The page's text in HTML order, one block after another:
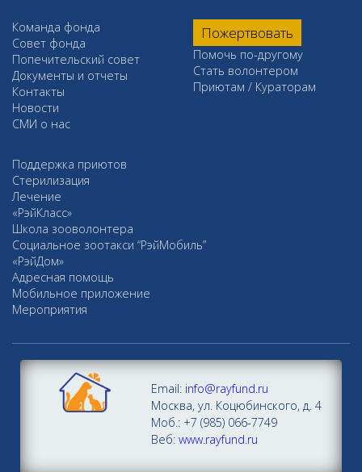
Команда фонда
Совет фонда
Попечительский совет
Документы и отчеты
Контакты
Новости
СМИ о нас
Пожертвовать
Помочь по-другому
Стать волонтером
Приютам / Кураторам
Поддержка приютов
Стерилизация
Лечение
«РэйКласс»
Школа зооволонтера
Социальное зоотакси “РэйМобиль”
«РэйДом»
Адресная помощь
Мобильное приложение
Мероприятия
Email: info@rayfund.ru
Москва, ул. Коцюбинского, д. 4
Моб.: +7 (985) 066-7749
Веб:www.rayfund.ru